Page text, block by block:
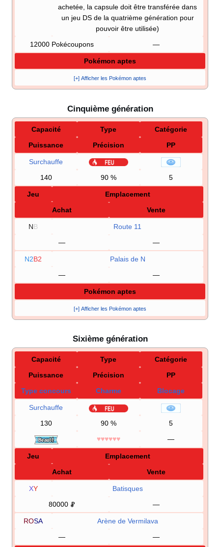
achetée, la capsule doit être transférée dans
un jeu DS de la quatrième génération pour
pouvoir être utilisée)
12000 Pokécoupons
—
Pokémon aptes
[+] Afficher les Pokémon aptes
Cinquième génération
Capacité Type
Catégorie
Puissance
Précision PP
Surchauffe
140
90 % 5
Jeu
Emplacement
Achat
Vente
NB
Route 11
—
—
N2B2
Palais de N
—
—
Pokémon aptes
[+] Afficher les Pokémon aptes
Sixième génération
Capacité Type
Catégorie
Puissance
Précision
PP
Type concours
Charme Blocage
Surchauffe
130
90 %
5
♥♥♥♥♥♥
—
Jeu
Emplacement
Achat
Vente
XY
Batisques
80000
—
ROSA
Arène de Vermilava
—
—